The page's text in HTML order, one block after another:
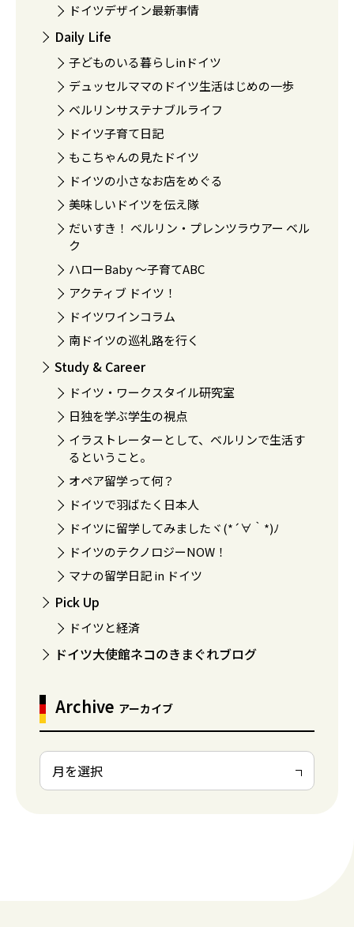
ドイツデザイン最新事情
Daily Life
子どものいる暮らしinドイツ
デュッセルママのドイツ生活はじめの一歩
ベルリンサステナブルライフ
ドイツ子育て日記
もこちゃんの見たドイツ
ドイツの小さなお店をめぐる
美味しいドイツを伝え隊
だいすき！ ベルリン・プレンツラウアー ベル
ク
ハローBaby 〜子育てABC
アクティブ ドイツ！
ドイツワインコラム
南ドイツの巡礼路を行く
Study & Career
ドイツ・ワークスタイル研究室
日独を学ぶ学生の視点
イラストレーターとして、ベルリンで生活す
るということ。
オペア留学って何？
ドイツで羽ばたく日本人
ドイツに留学してみましたヾ(*´∀｀*)ﾉ
ドイツのテクノロジーNOW！
マナの留学日記 in ドイツ
Pick Up
ドイツと経済
ドイツ大使館ネコのきまぐれブログ
Archive アーカイブ